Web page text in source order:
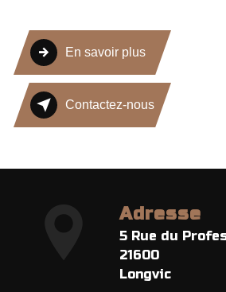
En savoir plus
Contactez-nous
Adresse
5 Rue du
21600
Longvic